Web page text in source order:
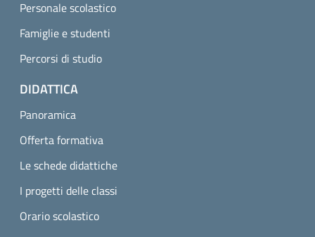
Personale scolastico
Famiglie e studenti
Percorsi di studio
DIDATTICA
Panoramica
Offerta formativa
Le schede didattiche
I progetti delle classi
Orario scolastico